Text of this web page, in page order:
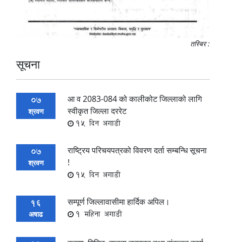
तस्बिर :
सूचना
07
श्रवण
आ व 2083-084 को कालीकोट जिल्लाको लागि
स्वीकृत जिल्ला दररेट
15 दिन अगाडी
07
श्रवण
राष्ट्रिय परिचयपत्रको विवरण दर्ता सम्बन्धि सूचना
!
15 दिन अगाडी
16
अषाढ
सम्पूर्ण जिल्लावासीमा हार्दिक अपिल।
1 महिना अगाडी